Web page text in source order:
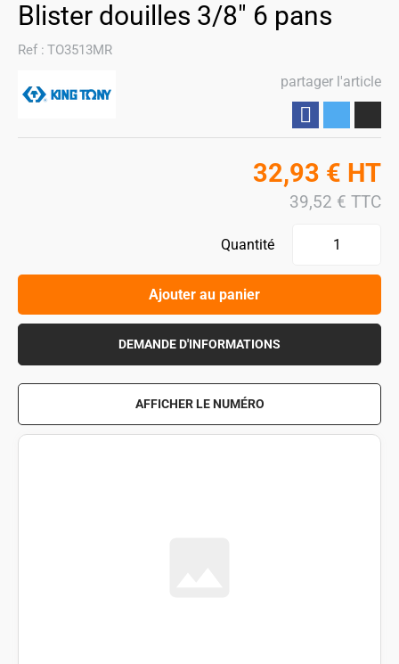
Blister douilles 3/8" 6 pans
Ref : TO3513MR
partager l'article
32,93 € HT
39,52 € TTC
Quantité
Ajouter au panier
DEMANDE D'INFORMATIONS
AFFICHER LE NUMÉRO